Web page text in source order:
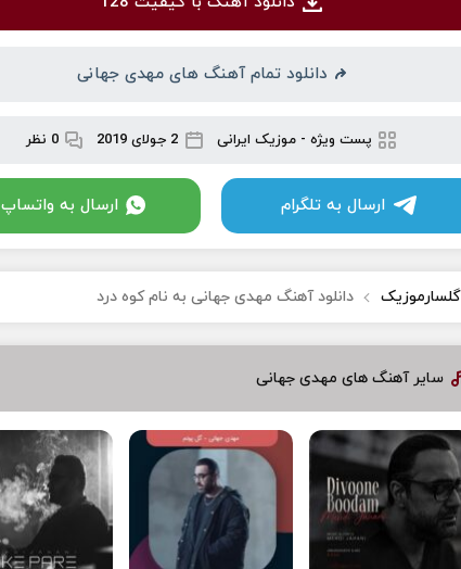
دانلود تمام آهنگ های مهدی جهانی
پست ویژه -موزیک ایرانی 2 جولای 2019 0 نظر
ارسال به تلگرام ارسال به واتساپ
گلسارموزیک دانلود آهنگ مهدی جهانی به نام کوه درد
سایر آهنگ های مهدی جهانی